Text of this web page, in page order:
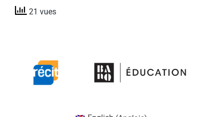
21 vues